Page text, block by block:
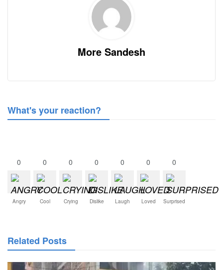
More Sandesh
What's your reaction?
0
Angry
0
Cool
0
Crying
0
Dislike
0
Laugh
0
Loved
0
Surprised
Related Posts